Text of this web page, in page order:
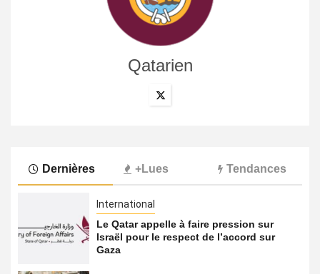
Qatarien
Dernières +Lues Tendances
International
Le Qatar appelle à faire pression sur
Israël pour le respect de l’accord sur
Gaza